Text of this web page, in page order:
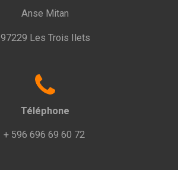
Anse Mitan
97229 Les Trois Ilets
Téléphone
+ 596 696 69 60 72